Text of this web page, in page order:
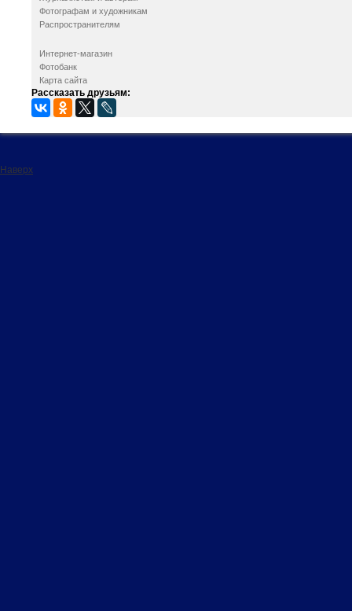
Фотографам и художникам
Распространителям
Интернет-магазин
Фотобанк
Карта сайта
Рассказать друзьям:
Наверх